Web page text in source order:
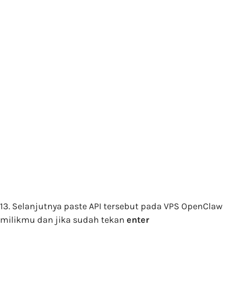
13. Selanjutnya paste API tersebut pada VPS OpenClaw
milikmu dan jika sudah tekan enter